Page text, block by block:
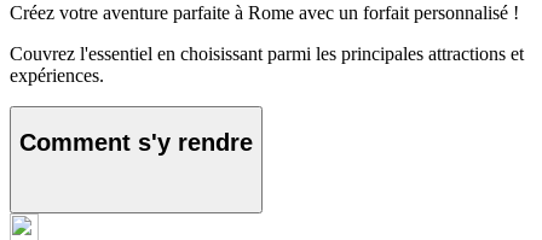
Créez votre aventure parfaite à Rome avec un forfait personnalisé !
Couvrez l'essentiel en choisissant parmi les principales attractions et
expériences.
Comment s'y rendre